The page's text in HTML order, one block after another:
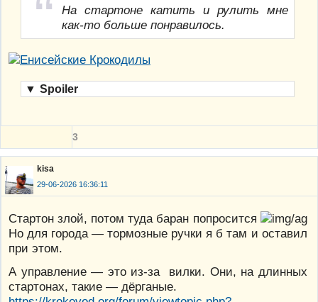
На стартоне катить и рулить мне
как-то больше понравилось.
▼ Spoiler
3
kisa
29-06-2026 16:36:11
Стартон злой, потом туда баран попросится
Но для города — тормозные ручки я б там и оставил
при этом.
А управление — это из-за вилки. Они, на длинных
стартонах, такие — дёрганые.